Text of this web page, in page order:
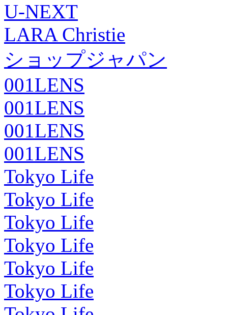
U-NEXT
LARA Christie
ショップジャパン
001LENS
001LENS
001LENS
001LENS
Tokyo Life
Tokyo Life
Tokyo Life
Tokyo Life
Tokyo Life
Tokyo Life